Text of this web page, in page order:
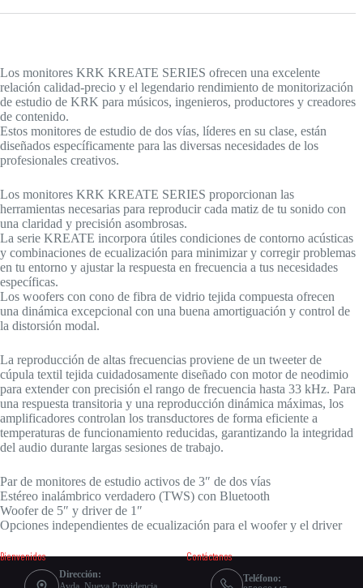
Los monitores KRK KREATE SERIES ofrecen una excelente
relación calidad-precio y el legendario rendimiento de monitorización
de estudio de KRK para músicos, ingenieros, productores y creadores
de contenido.
Estos monitores de estudio de dos vías, líderes en su clase, están
diseñados específicamente para las diversas necesidades de los
profesionales creativos.
Los monitores KRK KREATE SERIES proporcionan las
herramientas necesarias para reproducir cada matiz de tu sonido con
una claridad y precisión asombrosas.
La serie KREATE incorpora útiles condiciones de contorno acústicas
y combinaciones de ecualización para minimizar y corregir problemas
en tu entorno y ajustar la respuesta en frecuencia a tus necesidades
específicas.
Los woofers con cono de fibra de vidrio tejida compuesta ofrecen
una dinámica excepcional con una buena amortiguación y control de
la distorsión modal.
La reproducción de altas frecuencias proviene de un tweeter de
cúpula textil tejida cuidadosamente diseñado con motor de neodimio
para extender con precisión el rango de frecuencia hasta 33 kHz. Para
una respuesta transitoria y una reproducción dinámica máximas, los
amplificadores controlan los transductores de forma eficiente a
temperaturas de funcionamiento reducidas, garantizando la integridad
del audio durante largas sesiones de trabajo.
Par de monitores de estudio activos de 3″ de dos vías
Estéreo inalámbrico verdadero (TWS) con Bluetooth
Woofer de 5″ y driver de 1″
Opciones independientes de ecualización para el woofer y el driver
Bienvenidos
Dirección:
Contáctanos
Teléfono: